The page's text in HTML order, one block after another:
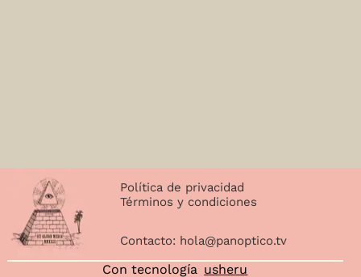
Política de privacidad
Términos y condiciones
Contacto: hola@panoptico.tv
Con tecnología usheru